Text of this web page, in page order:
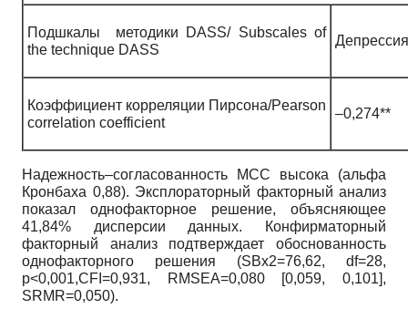
Подшкалы методики DASS/ Subscales of
the technique DASS
Коэффициент корреляции Пирсона/Pearson
correlation coefficient
–0,274**
Надежность–согласованность МСС высока (альфа
Кронбаха 0,88). Эксплораторный факторный анализ
показал однофакторное решение, объясняющее
41,84% дисперсии данных. Конфирматорный
факторный анализ подтверждает обоснованность
однофакторного решения (SBx2=76,62, df=28,
p<0,001,CFI=0,931, RMSEA=0,080 [0,059, 0,101],
SRMR=0,050).